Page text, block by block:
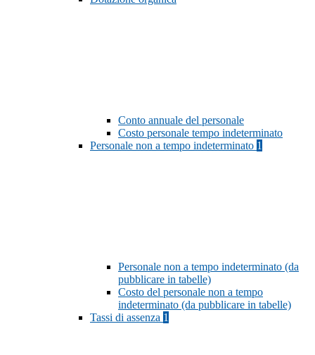
Conto annuale del personale
Costo personale tempo indeterminato
Personale non a tempo indeterminato 1
Personale non a tempo indeterminato (da
pubblicare in tabelle)
Costo del personale non a tempo
indeterminato (da pubblicare in tabelle)
Tassi di assenza 1